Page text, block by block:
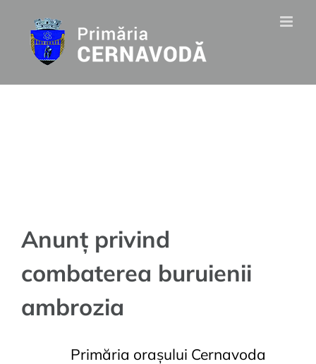
content
Anunț privind
Anunț privind
combaterea buruienii
ambrozia
Primăria orașului Cernavoda